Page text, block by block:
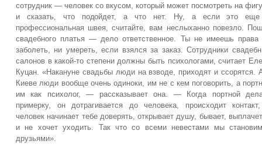
сотрудник — человек со вкусом, который может посмотреть на
и сказать, что подойдет, а что нет. Ну, а если это
профессиональная швея, считайте, вам неслыханно повезло.
свадебного платья — дело ответственное. Ты не имеешь права
заболеть, ни умереть, если взялся за заказ. Сотрудники
салонов в какой-то степени должны быть психологами, считает
Куцан. «Накануне свадьбы люди на взводе, приходят и ссорятся.
Киеве люди вообще очень одиноки, им не с кем поговорить, а
им как психолог, — рассказывает она. — Когда портной
примерку, он дотрагивается до человека, происходит
человек начинает тебе доверять, открывает душу, бывает,
и не хочет уходить. Так что со всеми невестами мы
друзьями».